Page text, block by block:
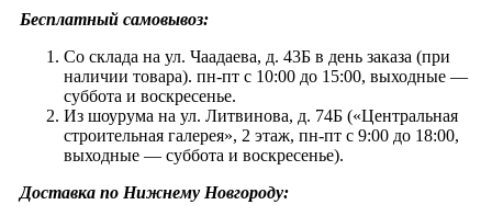
Бесплатный самовывоз:
Со склада на ул. Чаадаева, д. 43Б в день заказа (при
наличии товара). пн-пт с 10:00 до 15:00, выходные —
суббота и воскресенье.
Из шоурума на ул. Литвинова, д. 74Б («Центральная
строительная галерея», 2 этаж, пн-пт с 9:00 до 18:00,
выходные — суббота и воскресенье).
Доставка по Нижнему Новгороду: